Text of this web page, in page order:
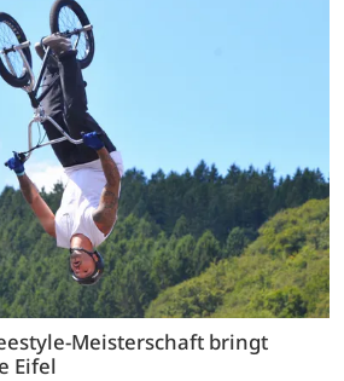
Meisterschaft bringt
Eifel